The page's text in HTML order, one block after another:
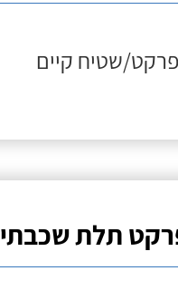
שטיח קיים
תלת שכבתי